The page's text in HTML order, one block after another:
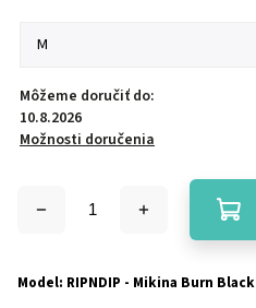
Môžeme doručiť do:
10.8.2026
Možnosti doručenia
Model: RIPNDIP - Mikina Burn Black